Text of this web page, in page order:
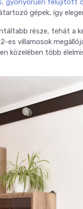
gyönyörűen felújított
gépek, így
része, tehát a
es villamosok
közelében több